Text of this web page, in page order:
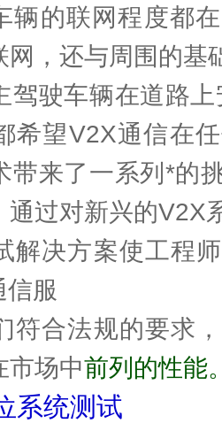
辆的联网程度都
网，还与周围的基
驾驶车辆在道路
希望V2X通信在
带来了一系列*的
通过对新兴的V2X
解决方案使工程
服
符合法规的要求
市场中前列的性能
系统测试